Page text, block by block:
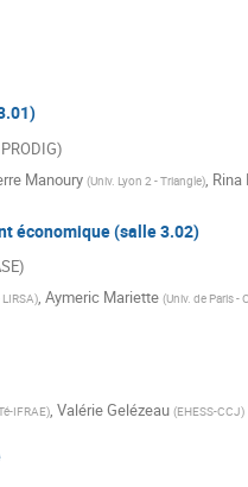
Manoury (Univ. Lyon 2 - Triangle), Rina
économique (salle 3.02)
), Aymeric Mariette (Univ. de Paris -
IFRAE) Valérie Gelézeau (EHESS-CCJ)